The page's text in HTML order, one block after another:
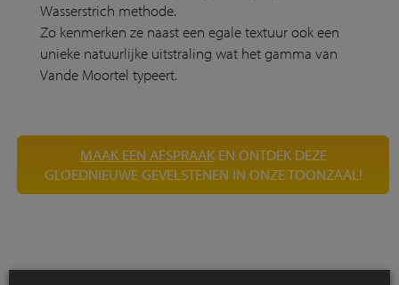
Wasserstrich methode.
Zo kenmerken ze naast een egale textuur ook een
unieke natuurlijke uitstraling wat het gamma van
Vande Moortel typeert.
MAAK EEN AFSPRAAKEN ONTDEK DEZE
GLOEDNIEUWE GEVELSTENEN IN ONZE TOONZAAL!